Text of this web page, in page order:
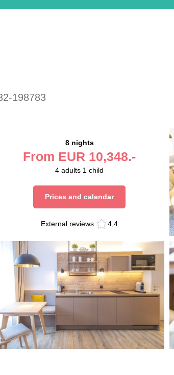
198783
8 nights
From EUR 10,348.-
4 adults 1 child
Prices and calendar
External reviews 4,4